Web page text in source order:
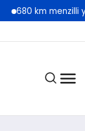
km menzilli yeni